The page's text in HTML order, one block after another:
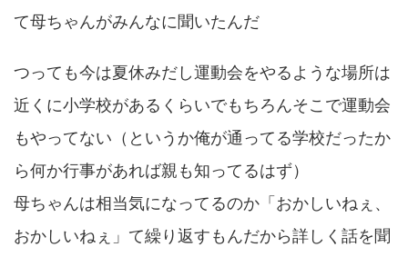
て母ちゃんがみんなに聞いたんだ
つっても今は夏休みだし運動会をやるような場所は
近くに小学校があるくらいでもちろんそこで運動会
もやってない（というか俺が通ってる学校だったか
ら何か行事があれば親も知ってるはず）
母ちゃんは相当気になってるのか「おかしいねぇ、
おかしいねぇ」て繰り返すもんだから詳しく話を聞